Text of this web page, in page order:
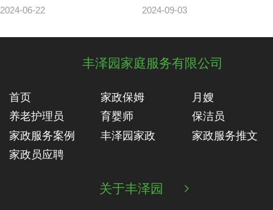
家居保养案例
2024-06-22
话
2024-09-03
丰泽园家庭服务有限公司
首页 家政保姆
月嫂
养老护理员
育婴师
保洁员
家政服务案例
丰泽园家政
家政服务推文
家政员应聘
关于丰泽园 